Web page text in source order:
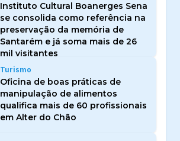
Instituto Cultural Boanerges Sena
se consolida como referência na
preservação da memória de
Santarém e já soma mais de 26
mil visitantes
Turismo
Oficina de boas práticas de
manipulação de alimentos
qualifica mais de 60 profissionais
em Alter do Chão